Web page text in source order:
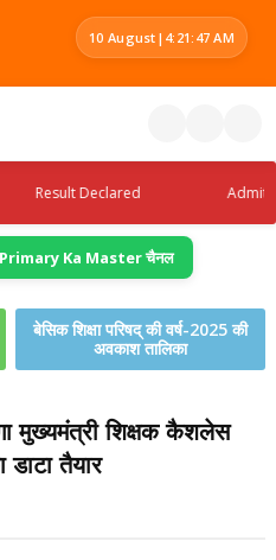
10 August | 4:21:48 AM
Result Declared Admit Card
Primary Ka Master चैनल
बेसिक शिक्षा परिषद् की वर्ष-2025 की
अवकाश तालिका
मुख्यमंत्री शिक्षक कैशलेस
डाटा तैयार